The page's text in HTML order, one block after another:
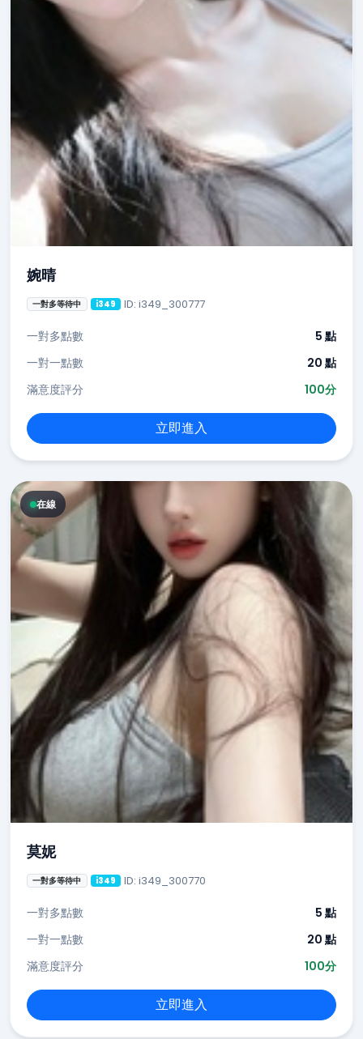
婉晴
一對多等待中 i349 ID: i349_300777
一對多點數
5 點
一對一點數
20 點
滿意度評分
100分
立即進入
在線
莫妮
一對多等待中 i349 ID: i349_300770
一對多點數
5 點
一對一點數
20 點
滿意度評分
100分
立即進入